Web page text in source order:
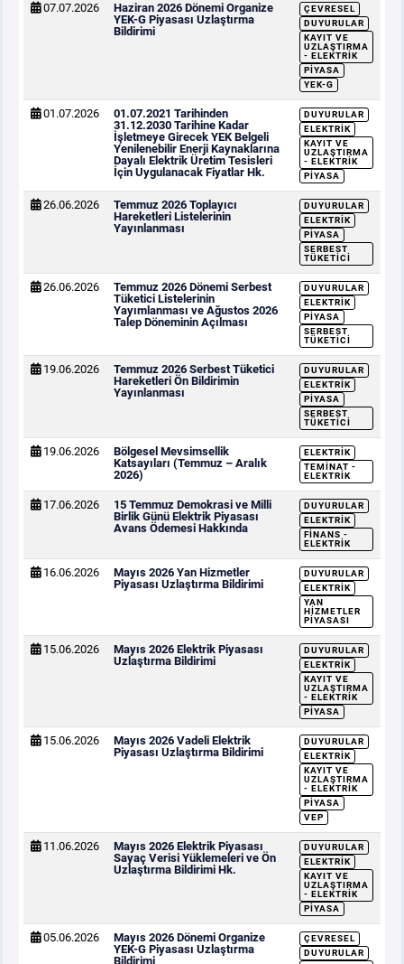
07.07.2026
Haziran 2026 Dönemi Organize
YEK-G Piyasası Uzlaştırma
Bildirimi
ÇEVRESEL
DUYURULAR
KAYIT VE
UZLAŞTIRMA
- ELEKTRIK
PIYASA
YEK-G
01.07.2026
01.07.2021 Tarihinden
31.12.2030 Tarihine Kadar
İşletmeye Girecek YEK Belgeli
Yenilenebilir Enerji Kaynaklarına
Dayalı Elektrik Üretim Tesisleri
İçin Uygulanacak Fiyatlar Hk.
DUYURULAR
ELEKTRIK
KAYIT VE
UZLAŞTIRMA
- ELEKTRIK
PIYASA
26.06.2026
Temmuz 2026 Toplayıcı
Hareketleri Listelerinin
Yayınlanması
DUYURULAR
ELEKTRIK
PIYASA
SERBEST
TÜKETICI
26.06.2026
Temmuz 2026 Dönemi Serbest
Tüketici Listelerinin
Yayımlanması ve Ağustos 2026
Talep Döneminin Açılması
DUYURULAR
ELEKTRIK
PIYASA
SERBEST
TÜKETICI
19.06.2026
Temmuz 2026 Serbest Tüketici
Hareketleri Ön Bildirimin
Yayınlanması
DUYURULAR
ELEKTRIK
PIYASA
SERBEST
TÜKETICI
19.06.2026
Bölgesel Mevsimsellik
Katsayıları (Temmuz – Aralık
2026)
ELEKTRIK
TEMINAT -
ELEKTRIK
17.06.2026
15 Temmuz Demokrasi ve Milli
Birlik Günü Elektrik Piyasası
Avans Ödemesi Hakkında
DUYURULAR
ELEKTRIK
FINANS -
ELEKTRIK
16.06.2026
Mayıs 2026 Yan Hizmetler
Piyasası Uzlaştırma Bildirimi
DUYURULAR
ELEKTRIK
YAN
HIZMETLER
PIYASASI
15.06.2026
Mayıs 2026 Elektrik Piyasası
Uzlaştırma Bildirimi
DUYURULAR
ELEKTRIK
KAYIT VE
UZLAŞTIRMA
- ELEKTRIK
PIYASA
15.06.2026
Mayıs 2026 Vadeli Elektrik
Piyasası Uzlaştırma Bildirimi
DUYURULAR
ELEKTRIK
KAYIT VE
UZLAŞTIRMA
- ELEKTRIK
PIYASA
VEP
11.06.2026
Mayıs 2026 Elektrik Piyasası
Sayaç Verisi Yüklemeleri ve Ön
Uzlaştırma Bildirimi Hk.
DUYURULAR
ELEKTRIK
KAYIT VE
UZLAŞTIRMA
- ELEKTRIK
PIYASA
05.06.2026
Mayıs 2026 Dönemi Organize
YEK-G Piyasası Uzlaştırma
Bildirimi
ÇEVRESEL
DUYURULAR